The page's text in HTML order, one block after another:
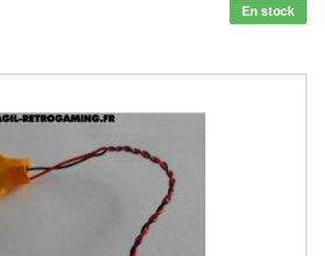
En stock